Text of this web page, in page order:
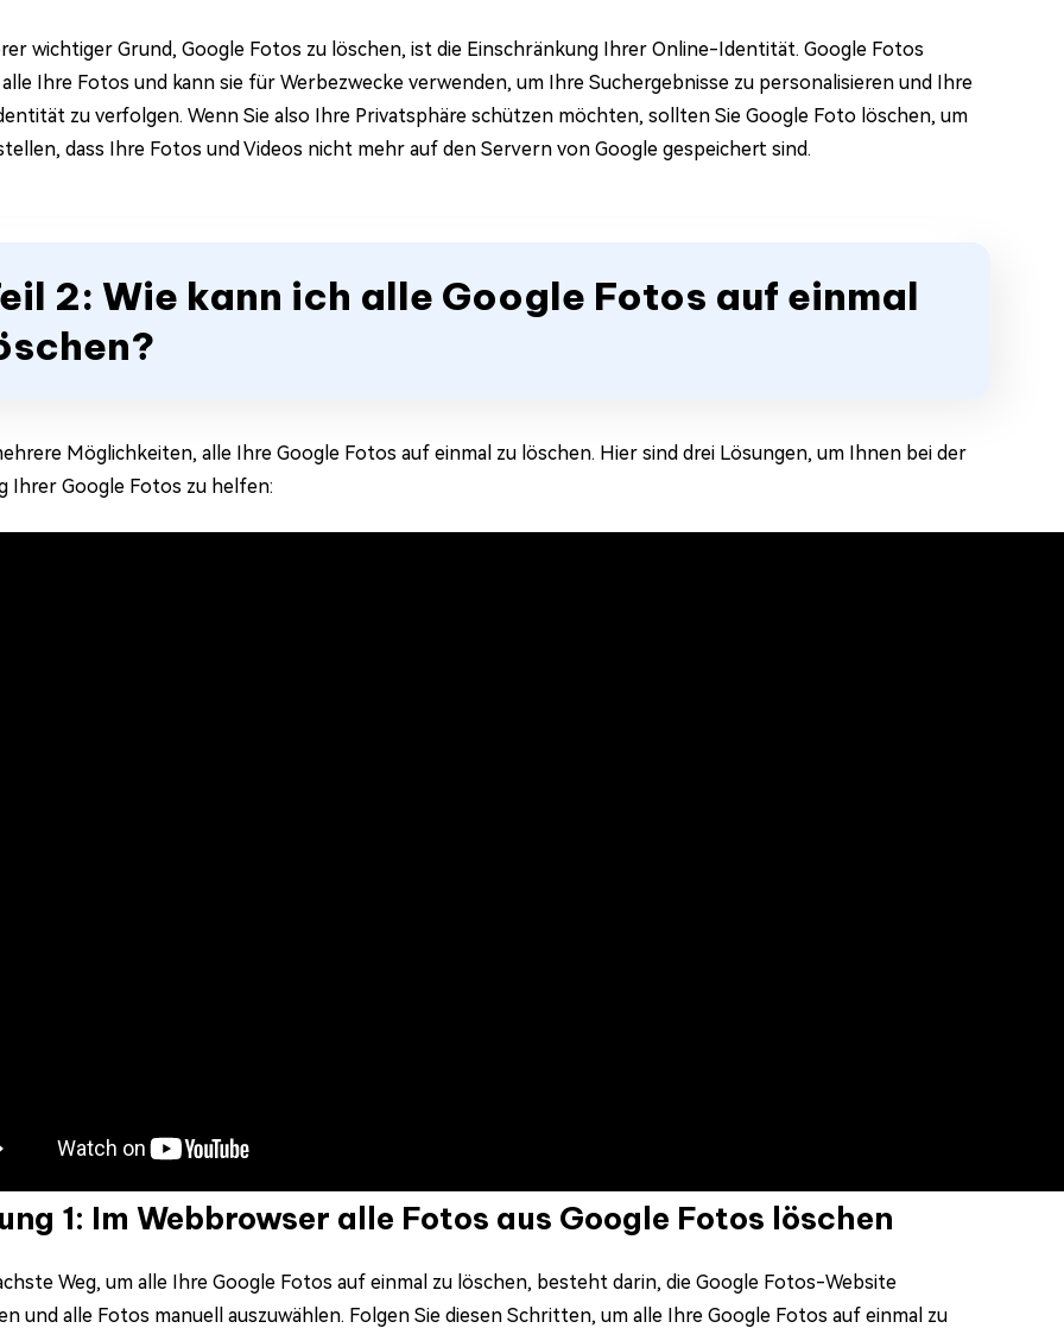
wichtiger Grund, Google Fotos zu löschen, ist die Einschränkung Ihrer Online-Identität. Google Fotos
Ihre Fotos und kann sie für Werbezwecke verwenden, um Ihre Suchergebnisse zu personalisieren und Ihre
zu verfolgen. Wenn Sie also Ihre Privatsphäre schützen möchten, sollten Sie Google Foto löschen, um
dass Ihre Fotos und Videos nicht mehr auf den Servern von Google gespeichert sind.
2: Wie kann ich alle Google Fotos auf einmal
Möglichkeiten, alle Ihre Google Fotos auf einmal zu löschen. Hier sind drei Lösungen, um Ihnen bei der
Ihrer Google Fotos zu helfen:
1: Im Webbrowser alle Fotos aus Google Fotos löschen
Weg, um alle Ihre Google Fotos auf einmal zu löschen, besteht darin, die Google Fotos-Website
und alle Fotos manuell auszuwählen. Folgen Sie diesen Schritten, um alle Ihre Google Fotos auf einmal zu